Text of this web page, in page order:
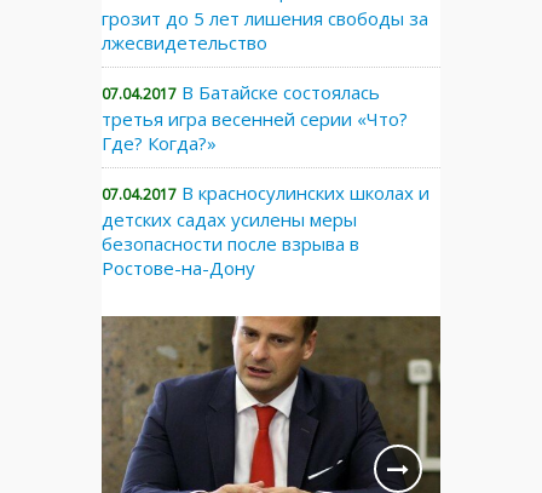
грозит до 5 лет лишения свободы за
лжесвидетельство
07.04.2017 В Батайске состоялась
третья игра весенней серии «Что?
Где? Когда?»
07.04.2017 В красносулинских школах и
детских садах усилены меры
безопасности после взрыва в
Ростове-на-Дону